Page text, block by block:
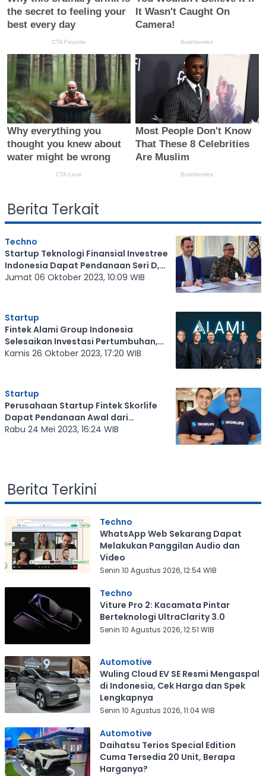
Berita Terkait
Techno
Startup Teknologi Finansial Investree
Indonesia Dapat Pendanaan Seri D,
Total Rp3,6 Triliun
Jumat 06 Oktober 2023, 10:09 WIB
Startup
Fintek Alami Group Indonesia
Selesaikan Investasi Pertumbuhan,
Memperkuat Tim Manajemen Senior
Kamis 26 Oktober 2023, 17:20 WIB
Startup
Perusahaan Startup Fintek Skorlife
Dapat Pendanaan Awal dari
Hummingbird Ventures, Segini
Rabu 24 Mei 2023, 16:24 WIB
Berita Terkini
Techno
WhatsApp Web Sekarang Dapat
Melakukan Panggilan Audio dan
Video
Senin 10 Agustus 2026, 12:54 WIB
Techno
Viture Pro 2: Kacamata Pintar
Berteknologi UltraClarity 3.0
Senin 10 Agustus 2026, 12:51 WIB
Automotive
Wuling Cloud EV SE Resmi Mengaspal
di Indonesia, Cek Harga dan Spek
Lengkapnya
Senin 10 Agustus 2026, 11:04 WIB
Automotive
Daihatsu Terios Special Edition
Cuma Tersedia 20 Unit, Berapa
Harganya?